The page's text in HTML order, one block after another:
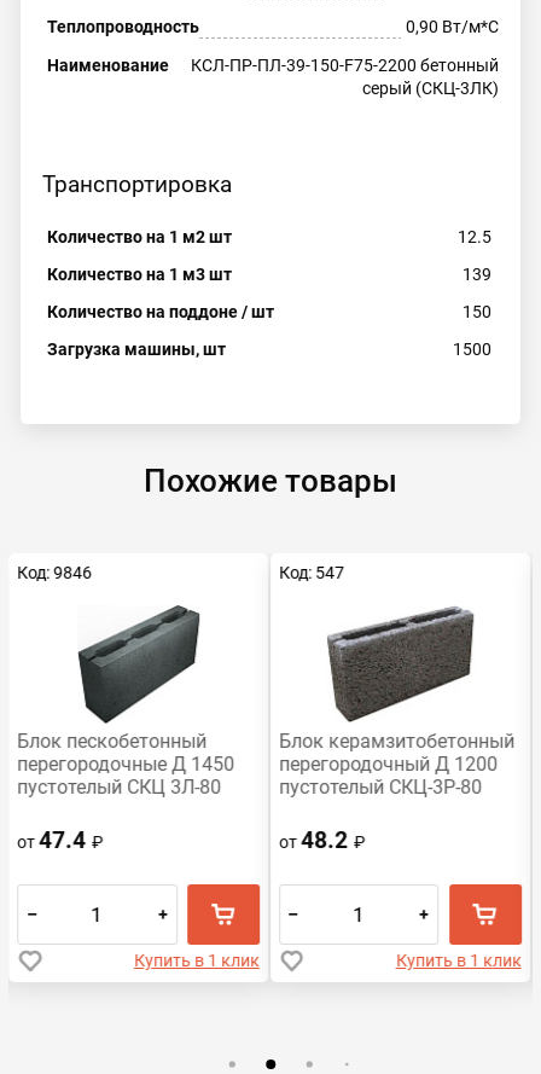
Теплопроводность
0,90 Вт/м*С
Наименование
КСЛ-ПР-ПЛ-39-150-F75-2200 бетонный
серый (СКЦ-3ЛК)
Транспортировка
Количество на 1 м2 шт
12.5
Количество на 1 м3 шт
139
Количество на поддоне / шт
150
Загрузка машины, шт
1500
Похожие товары
Код: 9846
Блок пескобетонный
перегородочные Д 1450
пустотелый СКЦ 3Л-80
от47.4₽
– +
Купить в 1 клик
Код: 547
Блок керамзитобетонный
перегородочный Д 1200
пустотелый СКЦ-3Р-80
от48.2₽
– +
Купить в 1 клик